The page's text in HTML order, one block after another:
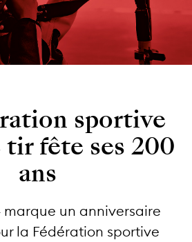
sportive
tir fête ses 200
ans
marque un anniversaire
la Fédération sportive